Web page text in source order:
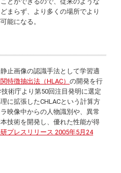
まらず、より多くの場所でより
能になる。
止画像の認識手法として学習適
特徴抽出法（HLAC）の開発を行
術庁より第50回注目発明に選定
に拡張したCHLACという計算方
映像中からの人物識別や、異常
技術を開発し、優れた性能が得
プレスリリース 2005年5月24